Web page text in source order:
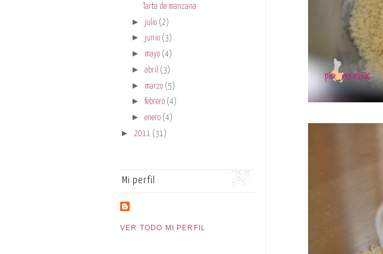
Tarta de manzana
► julio (2)
► junio (3)
► mayo (4)
► abril (3)
► marzo (5)
► febrero (4)
► enero (4)
► 2011 (31)
Mi perfil
VER TODO MI PERFIL